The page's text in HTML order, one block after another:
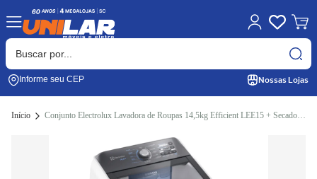
Informe seu CEP Nossas Lojas
Início Conjunto Electrolux Lavadora de Roupas 14,5kg Efficient LEE15 + Secadora Piso 11kg STL11 220V